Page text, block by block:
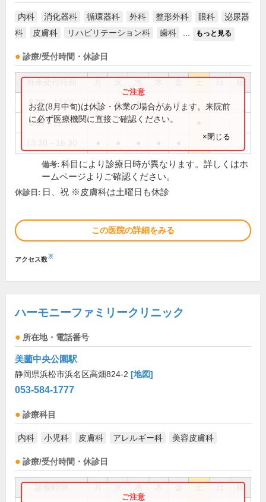
内科 消化器科 循環器科 外科 整形外科 眼科
泌尿器
科
皮膚科 リハビリテーション科 歯科 もっと見る
診療/受付時間・休診日
祝
8:00～12:00 ● ● ● ● ●
8:00～12:30
お盆(8月中旬)は休診・休業の場合があります。来院前
に必ず医療機関に直接ご確認ください。
×閉じる
備考: 科目により診療日時が異なります。詳しくはホ
ームページよりご確認ください。
休診日: 日、祝 ※皮膚科は土曜日も休診
この医院の詳細をみる
アクセス数※
ハーモニーファミリークリニック
所在地・電話番号
美薗中央公園駅
静岡県浜松市浜名区高畑824-2 [地図]
053-584-1777
診療科目
内科 小児科 皮膚科 アレルギー科 美容皮膚科
診療/受付時間・休診日
祝